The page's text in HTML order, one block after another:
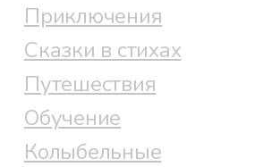
Приключения
Сказки в стихах
Путешествия
Обучение
Колыбельные